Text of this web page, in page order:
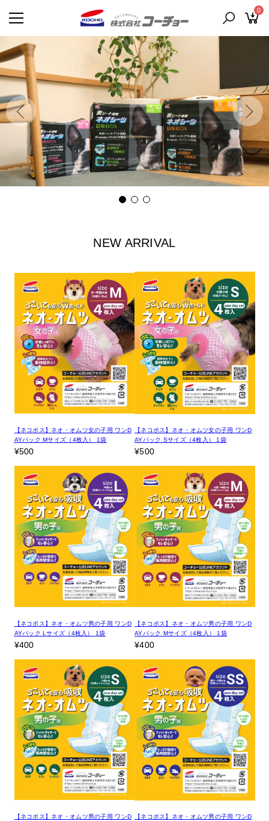
0
NEW ARRIVAL
【ネコポス】ネオ・オムツ女の子用 ワンD
AYパック Mサイズ（4枚入） 1袋
¥500
【ネコポス】ネオ・オムツ女の子用 ワンD
AYパック Sサイズ（4枚入） 1袋
¥500
【ネコポス】ネオ・オムツ男の子用 ワンD
AYパック Lサイズ（4枚入） 1袋
¥400
【ネコポス】ネオ・オムツ男の子用 ワンD
AYパック Mサイズ（4枚入） 1袋
¥400
【ネコポス】ネオ・オムツ男の子用 ワンD
【ネコポス】ネオ・オムツ男の子用 ワンD